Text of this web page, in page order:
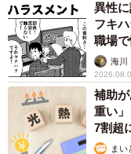
異性
フキ
職場で
海川
補助
重い
7割超
まい